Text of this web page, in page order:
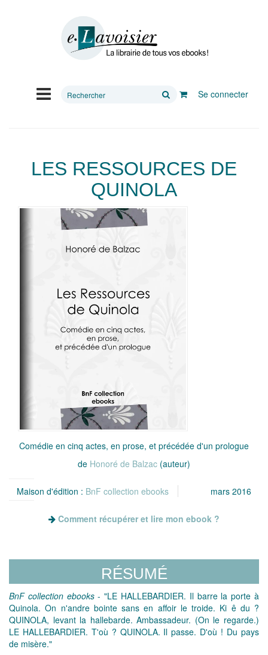
Rechercher
Se connecter
LES RESSOURCES DE
QUINOLA
Comédie en cinq actes, en prose, et précédée d'un prologue
de Honoré de Balzac (auteur)
Maison d'édition : BnF collection ebooks mars 2016
Comment récupérer et lire mon ebook ?
RÉSUMÉ
BnF collection ebooks- "LE HALLEBARDIER. Il barre la porte à
Quinola. On n'andre bointe sans en affoir le troide. Ki ê du ?
QUINOLA, levant la hallebarde. Ambassadeur. (On le regarde.)
LE HALLEBARDIER. T'où ? QUINOLA. Il passe. D'où ! Du pays
de misère."